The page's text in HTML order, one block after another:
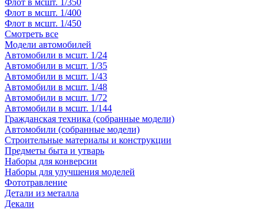
Флот в мсшт. 1/350
Флот в мсшт. 1/400
Флот в мсшт. 1/450
Смотреть все
Модели автомобилей
Автомобили в мсшт. 1/24
Автомобили в мсшт. 1/35
Автомобили в мсшт. 1/43
Автомобили в мсшт. 1/48
Автомобили в мсшт. 1/72
Автомобили в мсшт. 1/144
Гражданская техника (собранные модели)
Автомобили (собранные модели)
Строительные материалы и конструкции
Предметы быта и утварь
Наборы для конверсии
Наборы для улучшения моделей
Фототравление
Детали из металла
Декали